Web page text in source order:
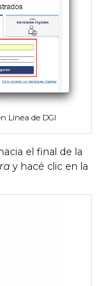
Línea de DGI
el final de la
y hacé clic en la